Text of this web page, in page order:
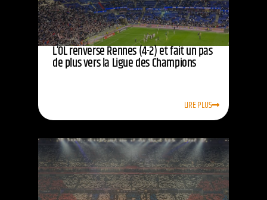
L’OL renverse Rennes (4-2) et fait un pas
de plus vers la Ligue des Champions
LIRE PLUS